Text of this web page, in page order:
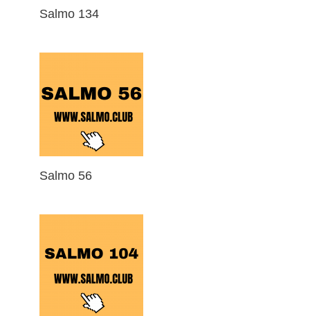
Salmo 134
Salmo 56